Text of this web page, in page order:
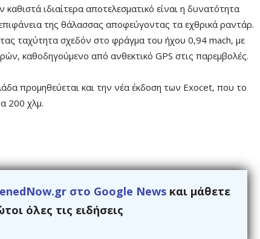
ιδιαίτερα αποτελεσματικό είναι η δυνατότητα
της θάλασσας αποφεύγοντας τα εχθρικά ραντάρ.
ταχύτητα σχεδόν στο φράγμα του ήχου 0,94 mach, με
καθοδηγούμενο από ανθεκτικό GPS στις παρεμβολές.
προμηθεύεται και την νέα έκδοση των Exocet, που το
200 χλμ.
στο Google Newsκαι μάθετε
όλες τις ειδήσεις